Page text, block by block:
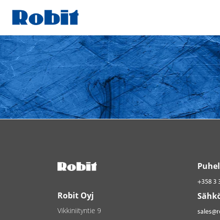
Skip
to
content
Robit Oyj
Vikkiniityntie 9
+358 3